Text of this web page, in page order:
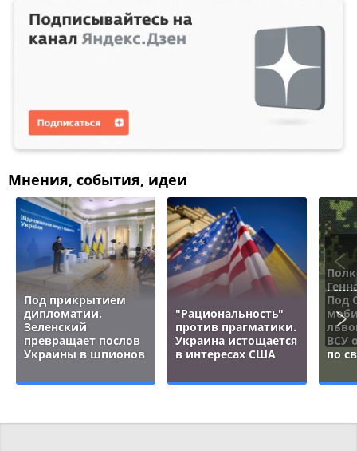
Мнения, события, идеи
Под прикрытием
дипломатии.
Зеленский
превращает послов
Украины в шпионов
"Рациональность"
против прагматики.
Украина истощается
в интересах США
Под
ВСУ
по